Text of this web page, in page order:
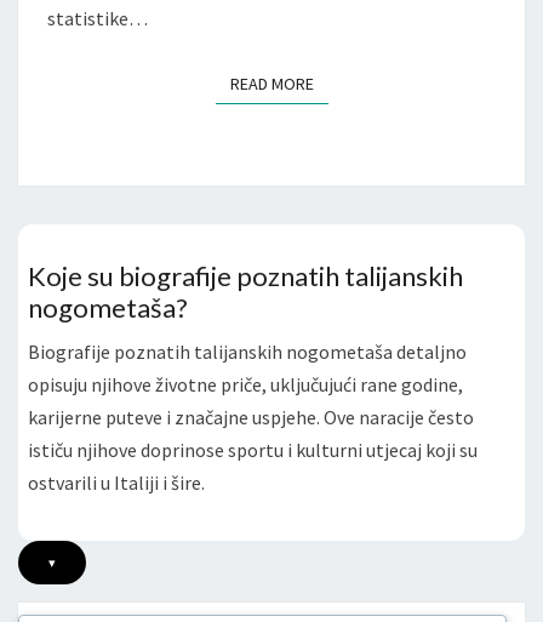
statistike…
READ MOREREAD MORE
Koje su biografije poznatih talijanskih
nogometaša?
Biografije poznatih talijanskih nogometaša detaljno
opisuju njihove životne priče, uključujući rane godine,
karijerne puteve i značajne uspjehe. Ove naracije često
ističu njihove doprinose sportu i kulturni utjecaj koji su
ostvarili u Italiji i šire.
▾